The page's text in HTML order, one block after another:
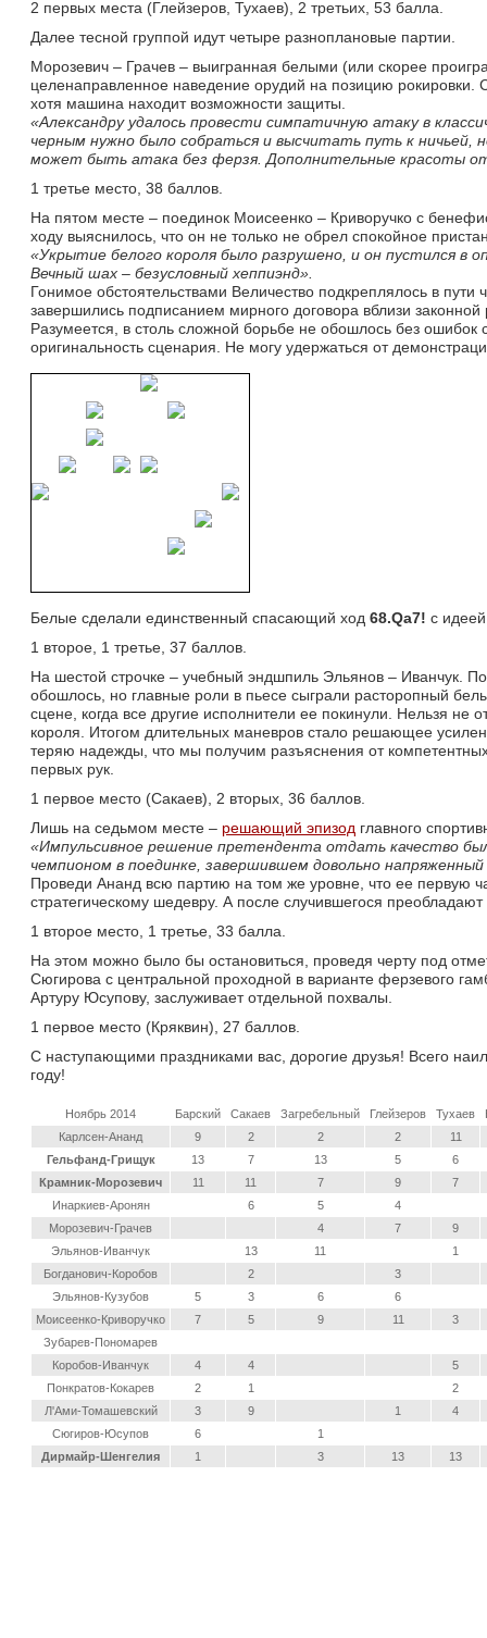
2 первых места (Глейзеров, Тухаев), 2 третьих, 53 балла.
Далее тесной группой идут четыре разноплановые партии.
Морозевич – Грачев – выигранная белыми (или скорее
целенаправленное наведение орудий на позицию рокировки.
хотя машина находит возможности защиты.
«Александру удалось провести симпатичную атаку в
черным нужно было собраться и высчитать путь к ничьей,
может быть атака без ферзя. Дополнительные красоты
1 третье место, 38 баллов.
На пятом месте – поединок Моисеенко – Криворучко с
ходу выяснилось, что он не только не обрел спокойное
«Укрытие белого короля было разрушено, и он пустился в
Вечный шах – безусловный хеппиэнд».
Гонимое обстоятельствами Величество подкреплялось в
завершились подписанием мирного договора вблизи
Разумеется, в столь сложной борьбе не обошлось без ошибок
оригинальность сценария. Не могу удержаться от
Белые сделали единственный спасающий ход 68.Qa7! с
1 второе, 1 третье, 37 баллов.
На шестой строчке – учебный эндшпиль Эльянов – Иванчук.
обошлось, но главные роли в пьесе сыграли расторопный
сцене, когда все другие исполнители ее покинули. Нельзя не
короля. Итогом длительных маневров стало решающее
теряю надежды, что мы получим разъяснения от
первых рук.
1 первое место (Сакаев), 2 вторых, 36 баллов.
Лишь на седьмом месте – решающий эпизод главного
«Импульсивное решение претендента отдать качество
чемпионом в поединке, завершившем довольно
Проведи Ананд всю партию на том же уровне, что ее первую
стратегическому шедевру. А после случившегося
1 второе место, 1 третье, 33 балла.
На этом можно было бы остановиться, проведя черту под
Сюгирова с центральной проходной в варианте ферзевого
Артуру Юсупову, заслуживает отдельной похвалы.
1 первое место (Кряквин), 27 баллов.
С наступающими праздниками вас, дорогие друзья! Всего
году!
Ноябрь 2014 Барский Сакаев Загребельный Глейзеров Тухаев
Карлсен-Ананд
9 2 2 2
11
Гельфанд-Грищук
13 7 13 5
6
Крамник-Морозевич
11 11 7 9
7
Инаркиев-Аронян
6 5
4
Морозевич-Грачев
4 7
9
Эльянов-Иванчук
13 11
1
Богданович-Коробов
2
3
Эльянов-Кузубов
5 3 6
6
Моисеенко-Криворучко
7 5 9 11
3
Зубарев-Пономарев
Коробов-Иванчук
4 4
5
Понкратов-Кокарев
2 1
2
Л'Ами-Томашевский
3 9 1
4
Сюгиров-Юсупов
6
1
Дирмайр-Шенгелия
1 3 13 13